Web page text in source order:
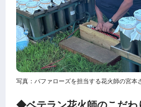
写真：バファローズを担当する花火師の宮本